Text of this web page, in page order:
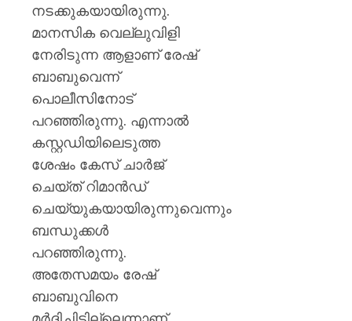
നടക്കുകയായിരുന്നു.
മാനസിക വെല്ലുവിളി
നേരിടുന്ന ആളാണ് രേഷ്
ബാബുവെന്ന്
പൊലീസിനോട്
പറഞ്ഞിരുന്നു. എന്നാല്‍
കസ്റ്റഡിയിലെടുത്ത
ശേഷം കേസ് ചാര്‍ജ്
ചെയ്ത് റിമാന്‍ഡ്
ചെയ്യുകയായിരുന്നുവെന്നും
ബന്ധുക്കള്‍
പറഞ്ഞിരുന്നു.
അതേസമയം രേഷ്
ബാബുവിനെ